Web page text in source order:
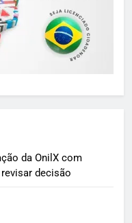
da OnilX com
decisão